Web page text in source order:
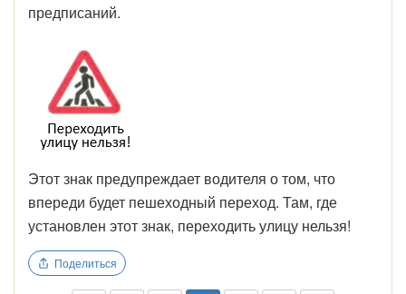
предписаний.
Этот знак предупреждает водителя о том, что
впереди будет пешеходный переход. Там, где
установлен этот знак, переходить улицу нельзя!
Поделиться